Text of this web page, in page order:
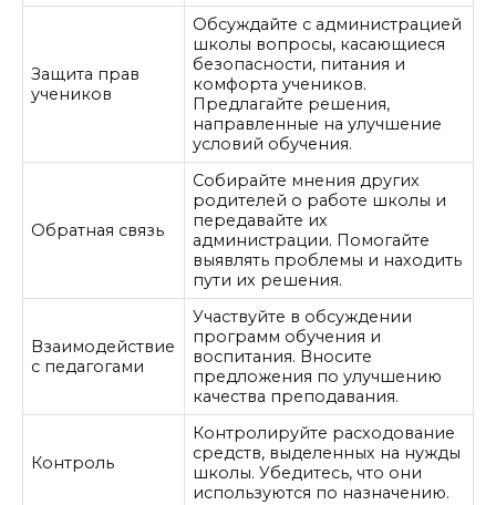
Защита прав
учеников
Обсуждайте с администрацией
школы вопросы, касающиеся
безопасности, питания и
комфорта учеников.
Предлагайте решения,
направленные на улучшение
условий обучения.
Обратная связь
Собирайте мнения других
родителей о работе школы и
передавайте их
администрации. Помогайте
выявлять проблемы и находить
пути их решения.
Взаимодействие
с педагогами
Участвуйте в обсуждении
программ обучения и
воспитания. Вносите
предложения по улучшению
качества преподавания.
Контроль
Контролируйте расходование
средств, выделенных на нужды
школы. Убедитесь, что они
используются по назначению.